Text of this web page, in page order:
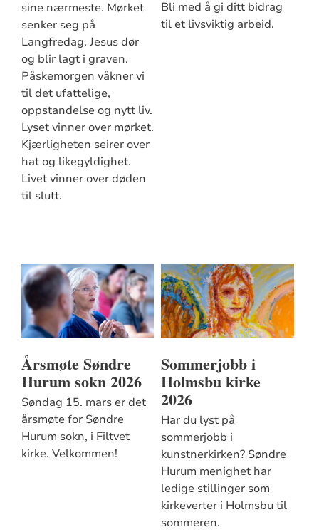
sine nærmeste. Mørket
senker seg på
Langfredag. Jesus dør
og blir lagt i graven.
Påskemorgen våkner vi
til det ufattelige,
oppstandelse og nytt liv.
Lyset vinner over mørket.
Kjærligheten seirer over
hat og likegyldighet.
Livet vinner over døden
til slutt.
Bli med å gi ditt bidrag
til et livsviktig arbeid.
Årsmøte Søndre
Hurum sokn 2026
Søndag 15. mars er det
årsmøte for Søndre
Hurum sokn, i Filtvet
kirke. Velkommen!
Sommerjobb i
Holmsbu kirke
2026
Har du lyst på
sommerjobb i
kunstnerkirken? Søndre
Hurum menighet har
ledige stillinger som
kirkeverter i Holmsbu til
sommeren.